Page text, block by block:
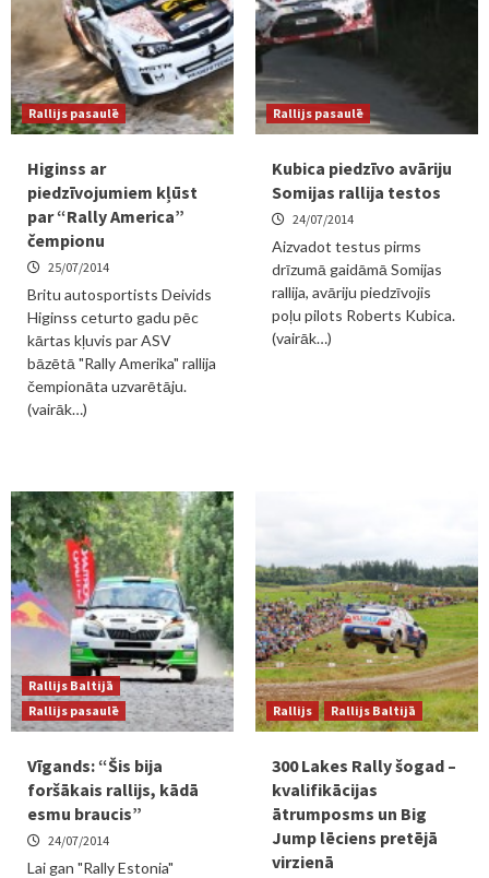
Rallijs pasaulē
Higinss ar
piedzīvojumiem kļūst
par “Rally America”
čempionu
25/07/2014
Britu autosportists Deivids
Higinss ceturto gadu pēc
kārtas kļuvis par ASV
bāzētā "Rally Amerika" rallija
čempionāta uzvarētāju.
(vairāk…)
Rallijs pasaulē
Kubica piedzīvo avāriju
Somijas rallija testos
24/07/2014
Aizvadot testus pirms
drīzumā gaidāmā Somijas
rallija, avāriju piedzīvojis
poļu pilots Roberts Kubica.
(vairāk…)
Rallijs Baltijā
Rallijs pasaulē
Vīgands: “Šis bija
foršākais rallijs, kādā
esmu braucis”
24/07/2014
Lai gan "Rally Estonia"
Rallijs Rallijs Baltijā
300 Lakes Rally šogad –
kvalifikācijas
ātrumposms un Big
Jump lēciens pretējā
virzienā